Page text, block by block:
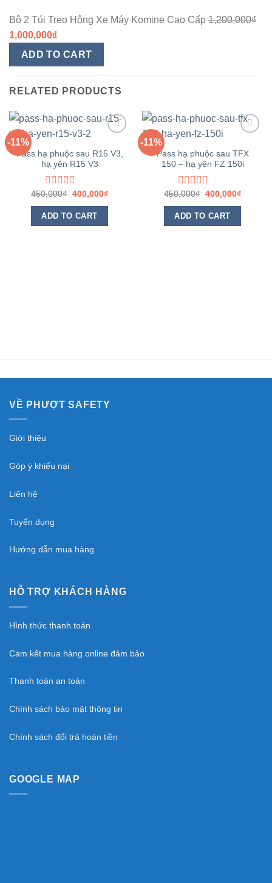
Bộ 2 Túi Treo Hông Xe Máy Komine Cao Cấp 1,200,000₫
1,000,000₫
ADD TO CART
RELATED PRODUCTS
-11%
Yêu
thích
Pass hạ phuộc sau R15 V3,
hạ yên R15 V3
Rated
0
out
of
450,000₫ 400,000₫
ADD TO CART
-11%
Yêu
thích
Pass hạ phuộc sau TFX
150 – hạ yên FZ 150i
Rated
0
out
of
450,000₫ 400,000₫
ADD TO CART
VỀ PHƯỢT SAFETY
Giới thiệu
Góp ý khiếu nại
Liên hệ
Tuyển dụng
Hướng dẫn mua hàng
HỖ TRỢ KHÁCH HÀNG
Hình thức thanh toán
Cam kết mua hàng online đảm bảo
Thanh toán an toàn
Chính sách bảo mật thông tin
Chính sách đổi trả hoàn tiền
GOOGLE MAP